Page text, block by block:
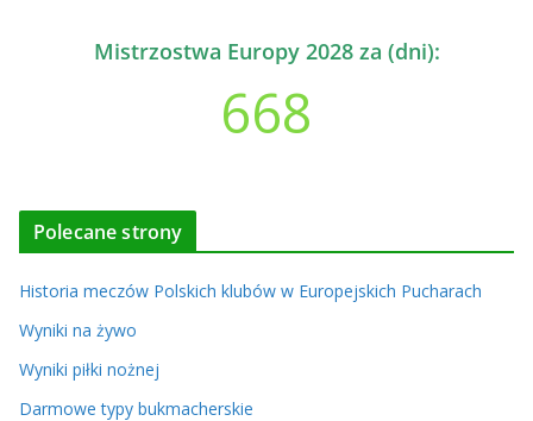
Mistrzostwa Europy 2028 za (dni):
668
Polecane strony
Historia meczów Polskich klubów w Europejskich Pucharach
Wyniki na żywo
Wyniki piłki nożnej
Darmowe typy bukmacherskie